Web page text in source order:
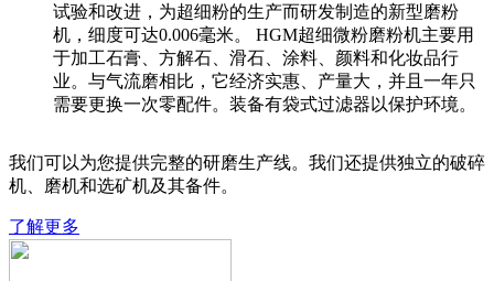
试验和改进，为超细粉的生产而研发制造的新型磨粉
机，细度可达0.006毫米。 HGM超细微粉磨粉机主要用
于加工石膏、方解石、滑石、涂料、颜料和化妆品行
业。与气流磨相比，它经济实惠、产量大，并且一年只
需要更换一次零配件。装备有袋式过滤器以保护环境。
我们可以为您提供完整的研磨生产线。我们还提供独立的破碎
机、磨机和选矿机及其备件。
了解更多